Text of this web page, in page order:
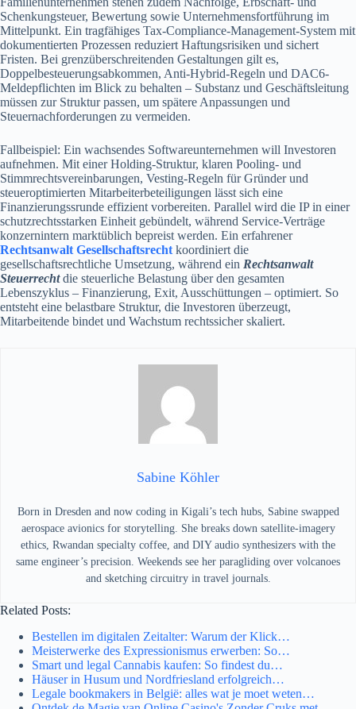
Schenkungsteuer, Bewertung sowie Unternehmensfortführung im
Mittelpunkt. Ein tragfähiges Tax-Compliance-Management-System mit
dokumentierten Prozessen reduziert Haftungsrisiken und sichert
Fristen. Bei grenzüberschreitenden Gestaltungen gilt es,
Doppelbesteuerungsabkommen, Anti-Hybrid-Regeln und DAC6-
Meldepflichten im Blick zu behalten – Substanz und Geschäftsleitung
müssen zur Struktur passen, um spätere Anpassungen und
Steuernachforderungen zu vermeiden.
Fallbeispiel: Ein wachsendes Softwareunternehmen will Investoren
aufnehmen. Mit einer Holding-Struktur, klaren Pooling- und
Stimmrechtsvereinbarungen, Vesting-Regeln für Gründer und
steueroptimierten Mitarbeiterbeteiligungen lässt sich eine
Finanzierungssrunde effizient vorbereiten. Parallel wird die IP in einer
schutzrechtsstarken Einheit gebündelt, während Service-Verträge
konzernintern marktüblich bepreist werden. Ein erfahrener
Rechtsanwalt Gesellschaftsrecht koordiniert die
gesellschaftsrechtliche Umsetzung, während ein Rechtsanwalt
Steuerrechtdie steuerliche Belastung über den gesamten
Lebenszyklus – Finanzierung, Exit, Ausschüttungen – optimiert. So
entsteht eine belastbare Struktur, die Investoren überzeugt,
Mitarbeitende bindet und Wachstum rechtssicher skaliert.
Sabine Köhler
Born in Dresden and now coding in Kigali’s tech hubs, Sabine swapped
aerospace avionics for storytelling. She breaks down satellite-imagery
ethics, Rwandan specialty coffee, and DIY audio synthesizers with the
same engineer’s precision. Weekends see her paragliding over volcanoes
and sketching circuitry in travel journals.
Related Posts:
Bestellen im digitalen Zeitalter: Warum der Klick…
Meisterwerke des Expressionismus erwerben: So…
Smart und legal Cannabis kaufen: So findest du…
Häuser in Husum und Nordfriesland erfolgreich…
Legale bookmakers in België: alles wat je moet weten…